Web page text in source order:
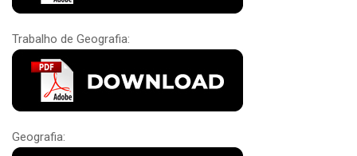
Trabalho de Geografia:
Geografia: